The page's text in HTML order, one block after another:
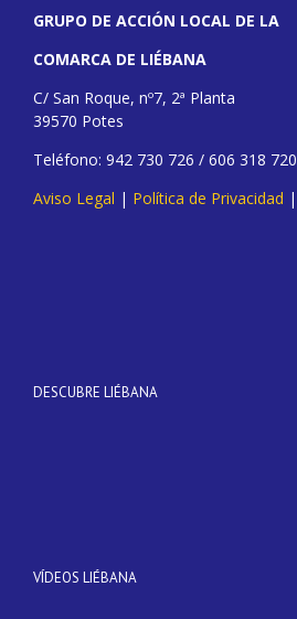
GRUPO DE ACCIÓN LOCAL DE LA
COMARCA DE LIÉBANA
C/ San Roque, nº7, 2ª Planta
39570 Potes
Teléfono: 942 730 726 / 606 318 720
Aviso Legal | Política de Privacidad |
DESCUBRE LIÉBANA
VÍDEOS LIÉBANA